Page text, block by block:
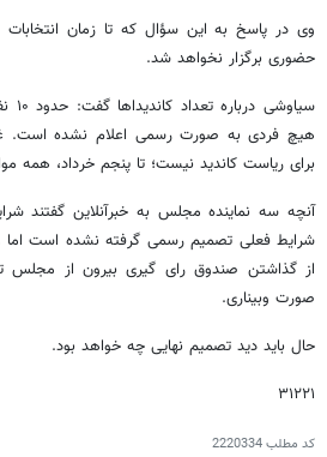
وی در پاسخ به این سؤال که تا زمان
حضوری برگزار نخواهد شد.
هیچ فردی به صورت رسمی اعلام نشده است.
برای ریاست کاندید نیست؛ تا پنجم خرداد،
آنچه سه نماینده مجلس به خبرآنلاین گفتند
شرایط فعلی تصمیم رسمی گرفته نشده است اما
از گذاشتن صندوق رای گیری بیرون از مجلس تا
صورت وبیناری.
حال باید دید تصمیم نهایی چه خواهد بود.
۳۱۲۲۱
کد مطلب2220334